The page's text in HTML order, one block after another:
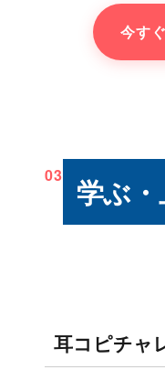
今す
03 学ぶ
耳コピチャ